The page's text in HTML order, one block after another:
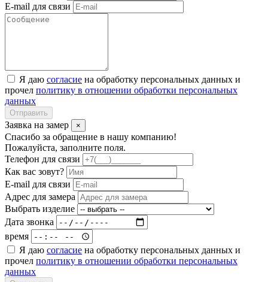
E-mail для связи
Я даю согласие на обработку персональных данных и
прочел политику в отношении обработки персональных
данных
Отправить
Заявка на замер ×
Спасибо за обращение в нашу компанию!
Пожалуйста, заполните поля.
Телефон для связи
Как вас зовут?
E-mail для связи
Адрес для замера
Выбрать изделие
Дата звонка
время
Я даю согласие на обработку персональных данных и
прочел политику в отношении обработки персональных
данных